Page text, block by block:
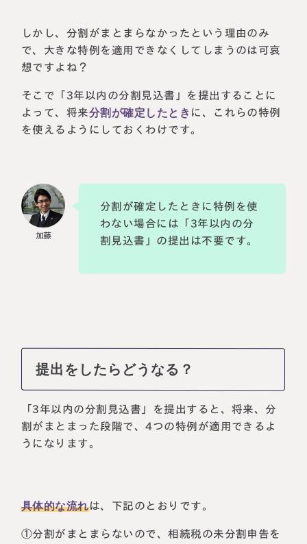
しかし、分割がまとまらなかったという理由のみ
で、大きな特例を適用できなくしてしまうのは可哀
想ですよね？
そこで「3年以内の分割見込書」を提出することに
よって、将来分割が確定したとき に、これらの特例
を使えるようにしておくわけです。
分割が確定したときに特例を使
わない場合には「3年以内の分
割見込書」の提出は不要です。
提出をしたらどうなる？
「3年以内の分割見込書」を提出すると、将来、分
割がまとまった段階で、4つの特例が適用できるよ
うになります。
具体的な流れは、下記のとおりです。
①分割がまとまらないので、相続税の未分割申告を